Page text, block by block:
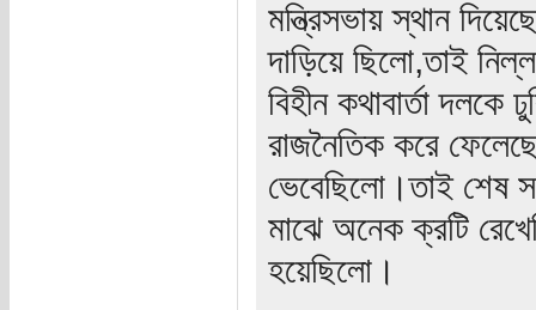
মন্ত্রিসভায় স্থান
দাড়িয়ে ছিলো,তাই
বিহীন কথাবার্তা
রাজনৈতিক করে
ভেবেছিলো।তাই শেষ
মাঝে অনেক ক্রটি
হয়েছিলো।